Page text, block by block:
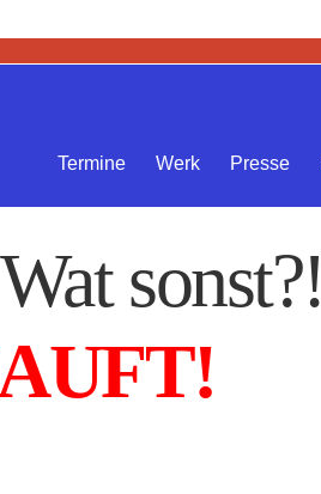
Termine Werk Presse
sonst?!